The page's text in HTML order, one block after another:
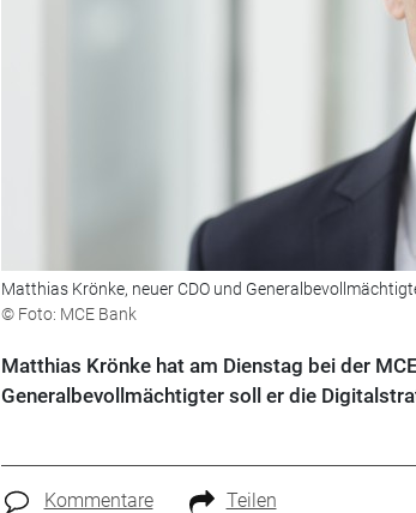
Matthias Krönke, neuer CDO und
© Foto: MCE Bank
Matthias Krönke hat am Dienstag bei der
Generalbevollmächtigter soll er die
Kommentare Teilen